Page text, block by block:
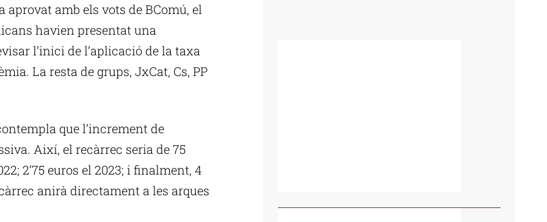
aprovat amb els vots de BComú, el
havien presentat una
l’inici de l’aplicació de la taxa
La resta de grups, JxCat, Cs, PP
que l’increment de
Així, el recàrrec seria de 75
2’75 euros el 2023; i finalment, 4
anirà directament a les arques